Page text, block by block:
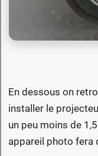
En dessous on
installer le
un peu moins de
appareil photo fera